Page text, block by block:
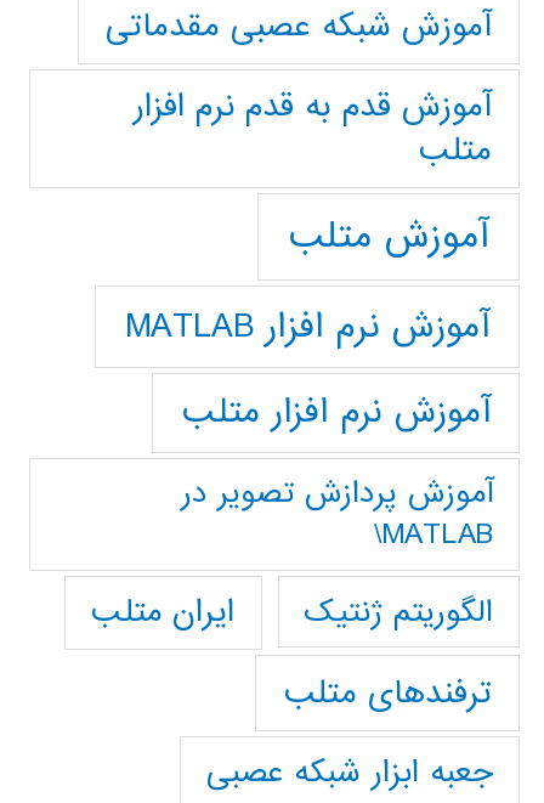
آموزش شبکه عصبی مقدماتی
آموزش قدم به قدم نرم افزار
متلب
آموزش متلب
آموزش نرم افزار MATLAB
آموزش نرم افزار متلب
آموزش پردازش تصوير در
MATLAB\
الگوریتم ژنتیک
ایران متلب
ترفندهای متلب
جعبه ابزار شبکه عصبی